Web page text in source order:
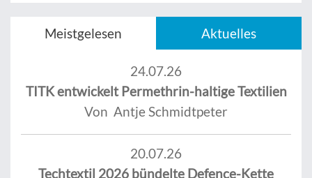
Meistgelesen Aktuelles
24.07.26
TITK entwickelt Permethrin-haltige Textilien
Von Antje Schmidtpeter
20.07.26
Techtextil 2026 bündelte Defence-Kette